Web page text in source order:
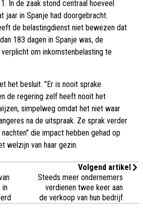
In de zaak stond centraal hoeveel
jaar in Spanje had doorgebracht.
de belastingdienst niet bewezen dat
183 dagen in Spanje was, de
om inkomstenbelasting te
het besluit. "Er is nooit sprake
de regering zelf heeft nooit het
simpelweg omdat het niet waar
na de uitspraak. Ze sprak verder
die impact hebben gehad op
welzijn van haar gezin.
in
Volgend artikel
Steeds meer ondernemers
verdienen twee keer aan
de verkoop van hun bedrijf